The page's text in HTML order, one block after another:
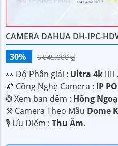
CAMERA DAHUA DH-IPC-
30%
5,045,000 ₫
️👀 Độ Phân giải : Ultra 4k 👍🏾
🌠 Công Nghệ Camera : IP
❂ Xem ban đêm : Hồng
⚒ Camera Theo Mẫu Dome
️🎙 Ưu Điểm : Thu Âm.